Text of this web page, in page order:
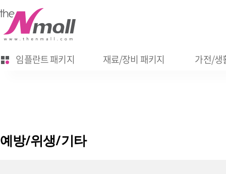
임플란트 패키지 재료/장비 패키지 가전/생
예방/위생/기타